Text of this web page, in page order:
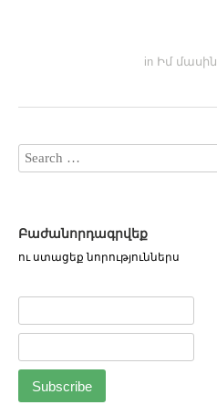
in Իմ մասին
Բաժանորդագրվեք
ու ստացեք նորություններս